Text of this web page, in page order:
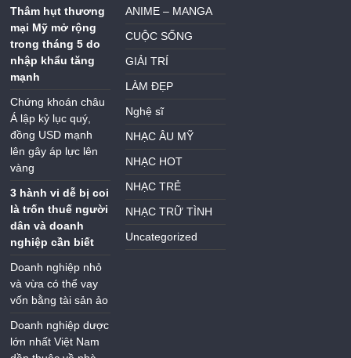
Thâm hụt thương
mại Mỹ mở rộng
trong tháng 5 do
nhập khẩu tăng
mạnh
Chứng khoán châu
Á lập kỷ lục quý,
đồng USD mạnh
lên gây áp lực lên
vàng
3 hành vi dễ bị coi
là trốn thuế người
dân và doanh
nghiệp cần biết
Doanh nghiệp nhỏ
và vừa có thể vay
vốn bằng tài sản ảo
Doanh nghiệp dược
lớn nhất Việt Nam
ANIME – MANGA
CUỘC SỐNG
GIẢI TRÍ
LÀM ĐẸP
Nghệ sĩ
NHẠC ÂU MỸ
NHẠC HOT
NHẠC TRẺ
NHẠC TRỮ TÌNH
Uncategorized